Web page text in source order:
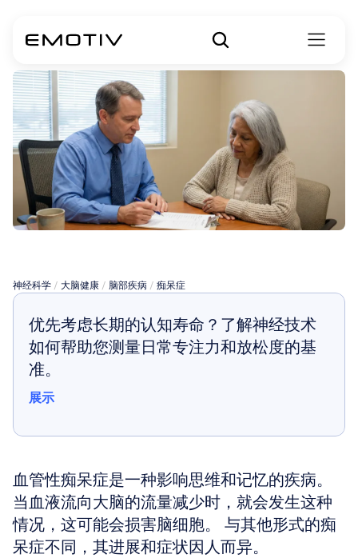
神经科学 / 大脑健康 / 脑部疾病 / 痴呆症
优先考虑长期的认知寿命？了解神经技术
如何帮助您测量日常专注力和放松度的基
准。
展示
血管性痴呆症是一种影响思维和记忆的疾病。
当血液流向大脑的流量减少时，就会发生这种
情况，这可能会损害脑细胞。 与其他形式的痴
呆症不同，其进展和症状因人而异。